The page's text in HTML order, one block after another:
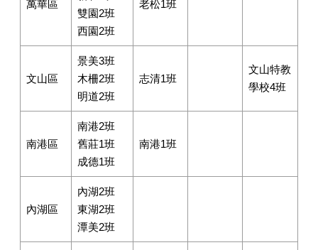
萬華區
雙園2班
西園2班
老松1班
文山區
景美3班
木柵2班
明道2班
志清1班
文山特教
學校4班
南港區
南港2班
舊莊1班
成德1班
南港1班
內湖區
內湖2班
東湖2班
潭美2班